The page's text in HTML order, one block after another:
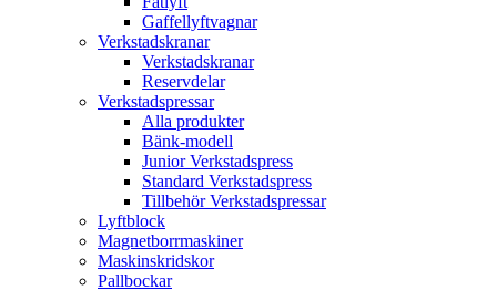
Gaffellyftvagnar
Verkstadskranar
Verkstadskranar
Reservdelar
Verkstadspressar
Alla produkter
Bänk-modell
Junior Verkstadspress
Standard Verkstadspress
Tillbehör Verkstadspressar
Lyftblock
Magnetborrmaskiner
Maskinskridskor
Pallbockar